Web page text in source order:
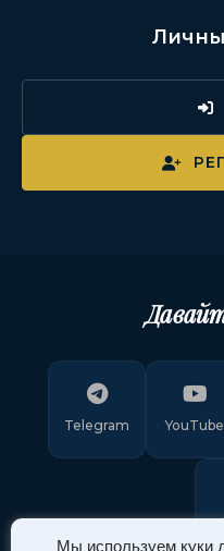
Мы используем куки
Telegram YouTube